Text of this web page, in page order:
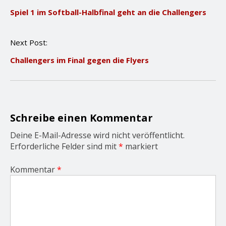
s
a
i
o
Spiel 1 im Softball-Halbfinal geht an die Challengers
Next Post:
Challengers im Final gegen die Flyers
Schreibe einen Kommentar
Deine E-Mail-Adresse wird nicht veröffentlicht.
Erforderliche Felder sind mit* markiert
Kommentar*